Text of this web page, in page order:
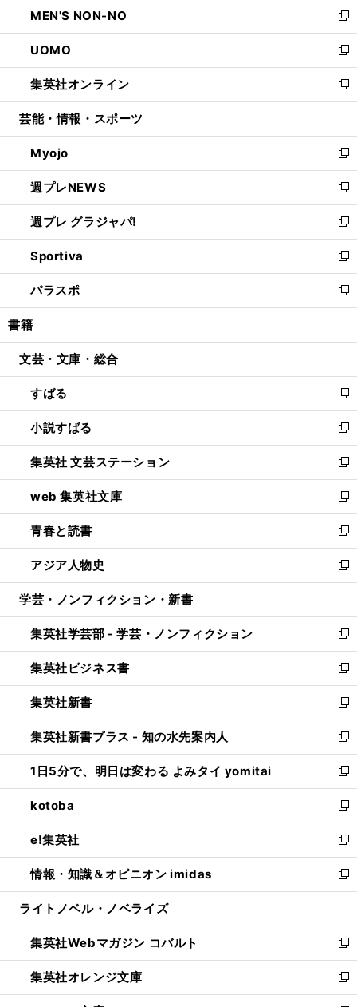
く
で
開
く
ド
ウ
で
開
く
ィ
ン
ド
ウ
で
開
い
ウ
ィ
ン
ド
ウ
開
く
MEN'S NON-NO
新
し
い
ウ
ィ
ン
ウ
で
開
く
UOMO
新
し
い
ウ
ン
ド
ウ
で
開
く
集英社オンライン
新
し
ウ
ィ
ン
ド
ウ
で
開
く
芸能・情報・スポーツ
Myojo
新
し
い
ウ
ィ
ン
ド
ウ
で
開
週プレNEWS
新
し
い
ウ
ィ
ン
ド
ウ
開
週プレ グラジャパ!
新
し
い
ウ
ィ
ン
ウ
開
く
Sportiva
新
し
い
ウ
ン
ウ
で
開
く
パラスポ
新
し
ウ
ン
ド
ウ
で
開
く
書籍
文芸・文庫・総合
すばる
新
し
い
ウ
ィ
ン
ド
ウ
で
開
く
小説すばる
新
し
い
ウ
ィ
ン
ド
ウ
で
開
集英社 文芸ステーション
新
し
い
ウ
ィ
ン
ド
ウ
開
く
web 集英社文庫
新
し
い
ウ
ィ
ン
ウ
で
開
く
青春と読書
新
し
い
ウ
ン
ド
ウ
で
開
く
アジア人物史
新
し
ウ
ィ
ン
ド
ウ
で
開
く
学芸・ノンフィクション・新書
集英社学芸部 - 学芸・ノンフィクション
新
し
い
ウ
ィ
ン
ド
ウ
で
開
く
集英社ビジネス書
新
し
い
ウ
ィ
ン
ド
ウ
で
開
く
集英社新書
新
し
い
ウ
ィ
ン
ド
ウ
で
開
く
集英社新書プラス - 知の水先案内人
新
し
い
ウ
ィ
ン
ド
ウ
で
開
1日5分で、明日は変わる よみタイ yomitai
新
し
い
ウ
ィ
ン
ド
ウ
開
く
kotoba
新
し
い
ウ
ィ
ン
ウ
で
開
く
e!集英社
新
し
い
ウ
ン
ド
ウ
で
開
情報・知識＆オピニオン imidas
新
し
ウ
ィ
ン
ド
ウ
ライトノベル・ノベライズ
集英社Webマガジン コバルト
新
し
い
ウ
集英社オレンジ文庫
新
し